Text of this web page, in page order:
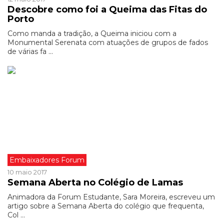
Descobre como foi a Queima das Fitas do
Porto
Como manda a tradição, a Queima iniciou com a
Monumental Serenata com atuações de grupos de fados
de várias fa ...
Embaixadores Forum
10 maio 2017
Semana Aberta no Colégio de Lamas
Animadora da Forum Estudante, Sara Moreira, escreveu um
artigo sobre a Semana Aberta do colégio que frequenta,
Col ...